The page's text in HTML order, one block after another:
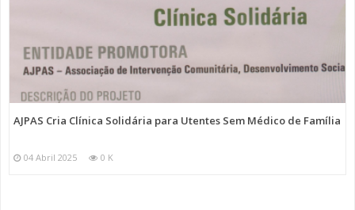
AJPAS Cria Clínica Solidária para Utentes Sem Médico de Família
04 Abril 2025 0 K